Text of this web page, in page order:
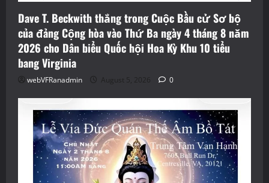
Dave T. Beckwith thắng trong Cuộc Bầu cử Sơ bộ
của đảng Cộng hòa vào Thứ Ba ngày 4 tháng 8 năm
2026 cho Dân biểu Quốc hội Hoa Kỳ Khu 10 tiểu
bang Virginia
webVFRanadmin August 5, 2026 0